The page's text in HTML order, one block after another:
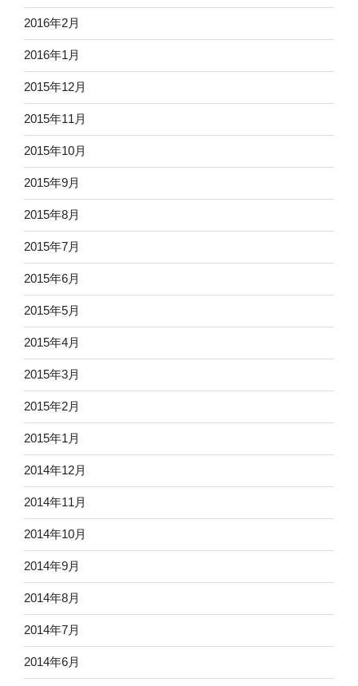
2016年2月
2016年1月
2015年12月
2015年11月
2015年10月
2015年9月
2015年8月
2015年7月
2015年6月
2015年5月
2015年4月
2015年3月
2015年2月
2015年1月
2014年12月
2014年11月
2014年10月
2014年9月
2014年8月
2014年7月
2014年6月